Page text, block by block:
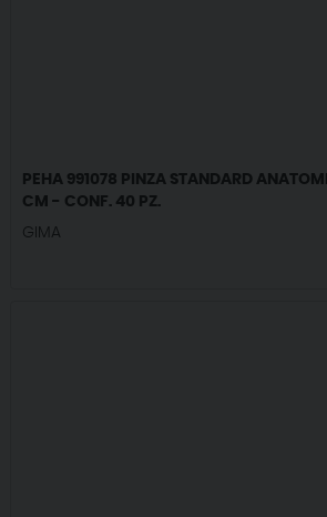
PEHA 991078 PINZA STANDARD
CM - CONF. 40 PZ.
GIMA